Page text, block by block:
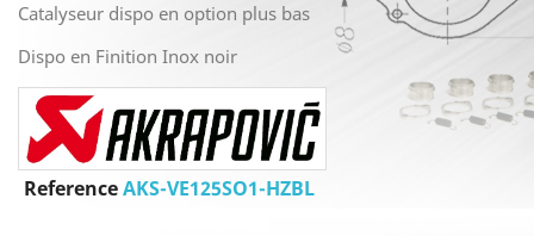
Catalyseur dispo en option plus bas
Dispo en Finition Inox noir
ReferenceAKS-VE125SO1-HZBL